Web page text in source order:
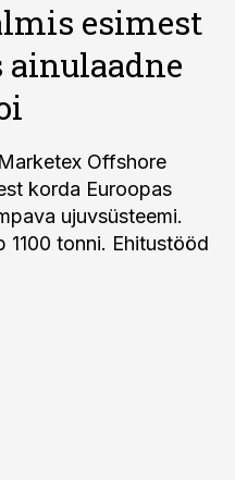
esimest
ainulaadne
Offshore
korda Euroopas
ujuvsüsteemi.
1100 tonni. Ehitustööd